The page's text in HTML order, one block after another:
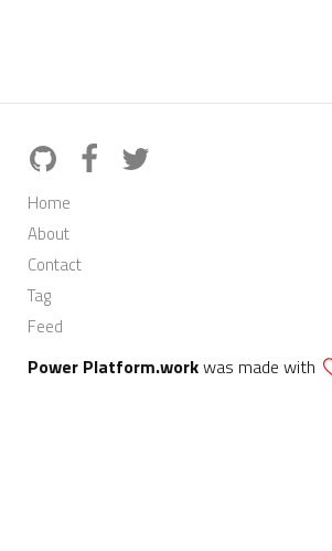
Home
About
Contact
Tag
Feed
Power Platform.workwas made with